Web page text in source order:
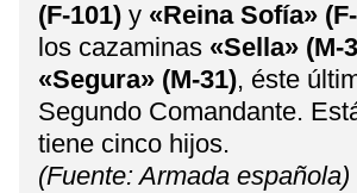
(F-101) y «Reina Sofía»
los cazaminas «Sella» (M-
«Segura» (M-31), éste
Segundo Comandante.
tiene cinco hijos.
​(Fuente: Armada española)